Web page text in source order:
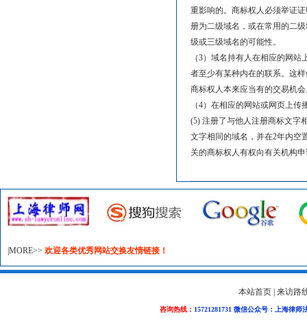
重影响的。商标权人必须举证
册为二级域名，或在常用的二
级或三级域名的可能性。
（3）域名持有人在相应的网
者至少有某种内在的联系。这
商标权人本来应当有的交易机
（4）在相应的网站或网页上
(5) 注册了与他人注册商标文字
文字相同的域名，并在2年内空
关的商标权人有权向有关机构
|MORE>> 欢迎各类优秀网站交换友情链接！
本站首页 来访路
咨询热线： 15721281731 微信公众号：上海律师